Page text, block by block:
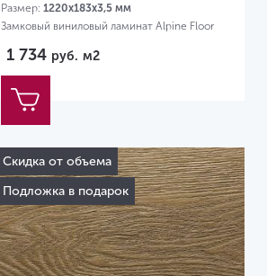
Размер: 1220х183х3,5 мм
Замковый виниловый ламинат Alpine Floor
1 734 руб. м2
Скидка от объема
Подложка в подарок